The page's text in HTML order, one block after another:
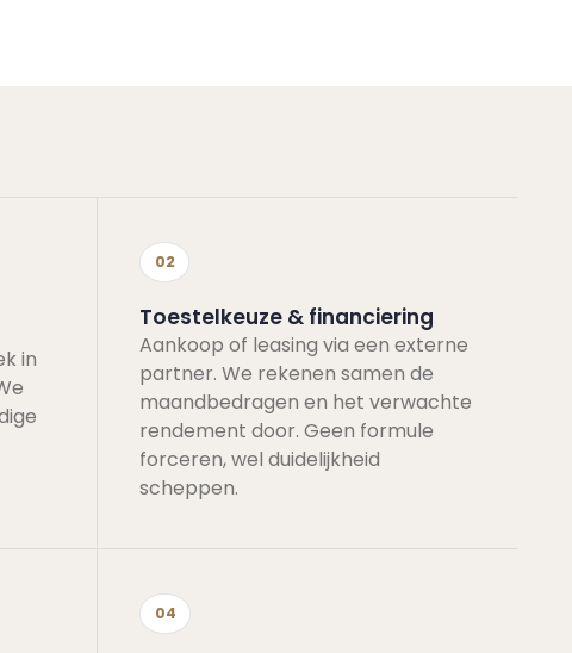
in
02
Toestelkeuze & financiering
Aankoop of leasing via een externe
partner. We rekenen samen de
maandbedragen en het verwachte
rendement door. Geen formule
forceren, wel duidelijkheid
scheppen.
04